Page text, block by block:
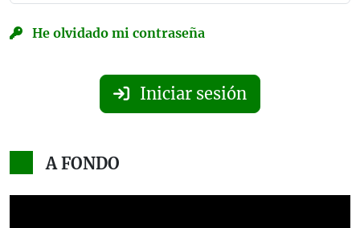
He olvidado mi contraseña
Iniciar sesión
A FONDO